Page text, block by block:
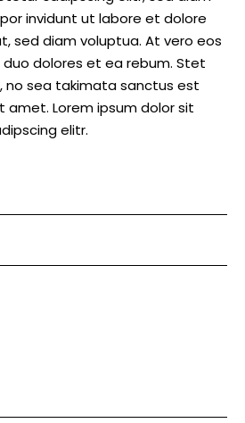
invidunt ut labore et dolore
sed diam voluptua. At vero eos
dolores et ea rebum. Stet
no sea takimata sanctus est
amet. Lorem ipsum dolor sit
elitr.